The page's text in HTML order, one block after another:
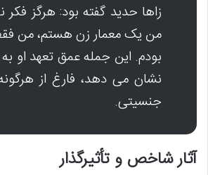
زاها حدید گفته بود: هرگز
من یک معمار زن هستم، من
بودم. این جمله عمق تعهد او
نشان می دهد، فارغ از
جنسیتی.
آثار شاخص و تأثیرگذار